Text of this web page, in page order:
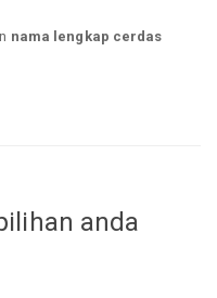
nama lengkap cerdas
anda